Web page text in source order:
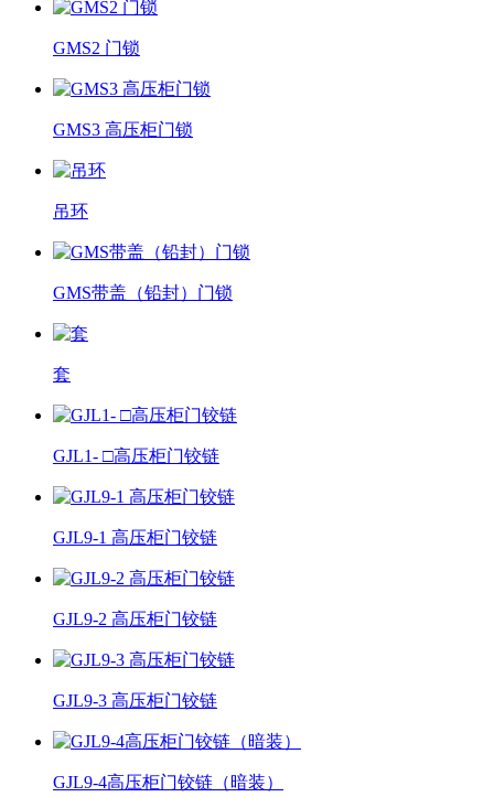
GMS2 门锁
GMS3 高压柜门锁
吊环
GMS带盖（铅封）门锁
套
GJL1- □高压柜门铰链
GJL9-1 高压柜门铰链
GJL9-2 高压柜门铰链
GJL9-3 高压柜门铰链
GJL9-4高压柜门铰链（暗装）